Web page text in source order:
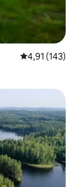
4,91 de uma
4,91 (143)